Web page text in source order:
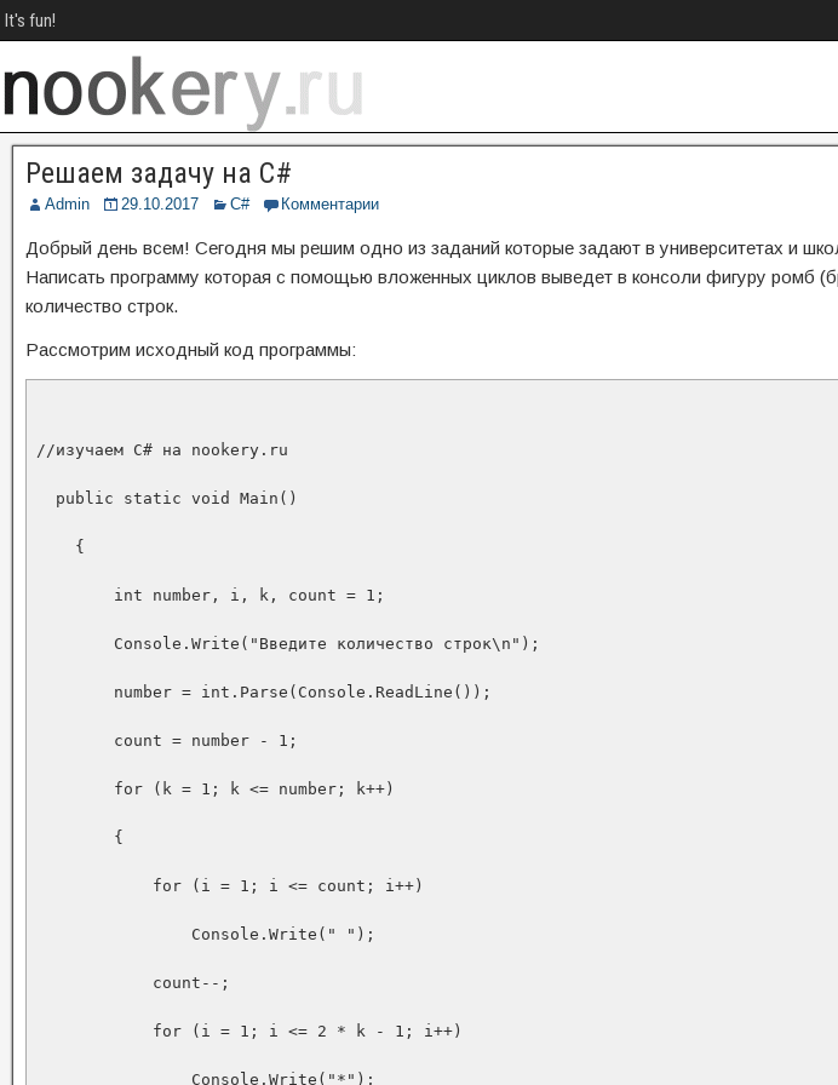
It's fun!
Решаем задачу на C#
Admin 29.10.2017 C# Комментарии
Добрый день всем! Сегодня мы решим одно из заданий которые задают в университетах и
Написать программу которая с помощью вложенных циклов выведет в консоли фигуру ромб
количество строк.
Рассмотрим исходный код программы:
//изучаем C# на nookery.ru
  public static void Main()
    {
        int number, i, k, count = 1;
        Console.Write("Введите количество строк\n");
        number = int.Parse(Console.ReadLine());
        count = number - 1;
        for (k = 1; k <= number; k++)
        {
            for (i = 1; i <= count; i++)
                Console.Write(" ");
            count--;
            for (i = 1; i <= 2 * k - 1; i++)
                Console.Write("*");